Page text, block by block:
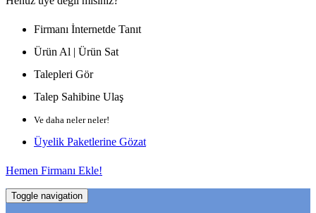
Firmanı İnternetde Tanıt
Ürün Al | Ürün Sat
Talepleri Gör
Talep Sahibine Ulaş
Ve daha neler neler!
Üyelik Paketlerine Gözat
Hemen Firmanı Ekle!
Toggle navigation